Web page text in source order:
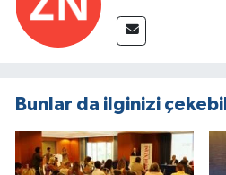
Bunlar da ilginizi